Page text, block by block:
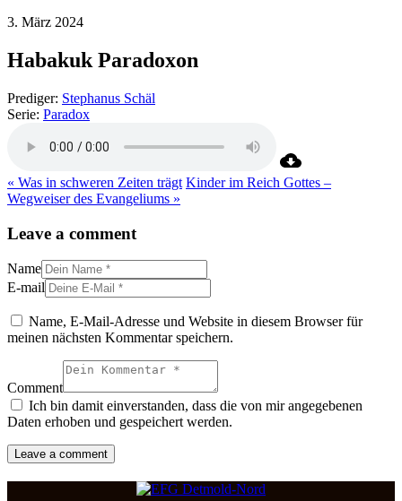
3. März 2024
Habakuk Paradoxon
Prediger: Stephanus Schäl
Serie: Paradox
« Was in schweren Zeiten trägt Kinder im Reich Gottes –
Wegweiser des Evangeliums »
Leave a comment
Name
E-mail
Name, E-Mail-Adresse und Website in diesem Browser für
meinen nächsten Kommentar speichern.
Comment
Ich bin damit einverstanden, dass die von mir angegebenen
Daten erhoben und gespeichert werden.